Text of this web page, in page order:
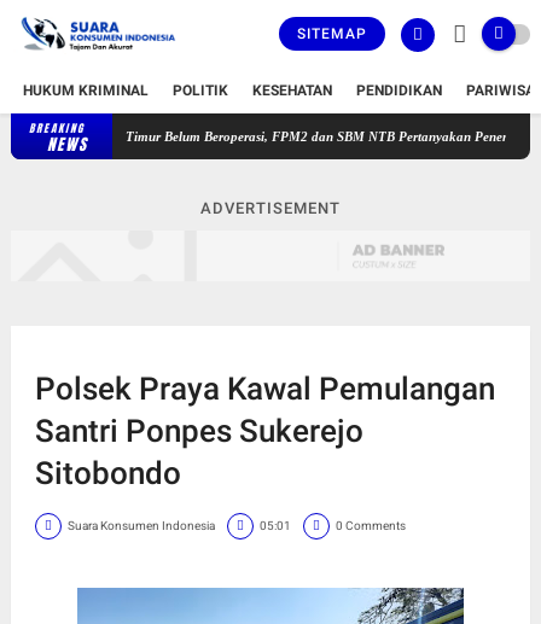
SITEMAP
HUKUM KRIMINAL POLITIK KESEHATAN PENDIDIKAN
BREAKING
NEWS
Sakra Timur Belum Beroperasi, FPM2 dan SBM NTB Pertanyakan Penempatan Plt
ADVERTISEMENT
Polsek Praya Kawal Pemulangan
Santri Ponpes Sukerejo
Sitobondo
Suara Konsumen Indonesia 05:01 0 Comments